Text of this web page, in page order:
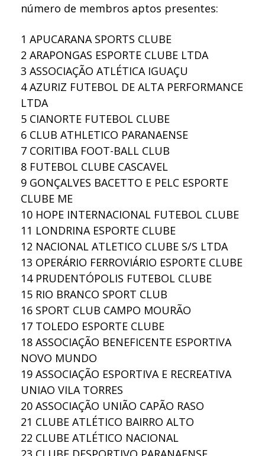
número de membros aptos presentes:
1 APUCARANA SPORTS CLUBE
2 ARAPONGAS ESPORTE CLUBE LTDA
3 ASSOCIAÇÃO ATLÉTICA IGUAÇU
4 AZURIZ FUTEBOL DE ALTA PERFORMANCE
LTDA
5 CIANORTE FUTEBOL CLUBE
6 CLUB ATHLETICO PARANAENSE
7 CORITIBA FOOT-BALL CLUB
8 FUTEBOL CLUBE CASCAVEL
9 GONÇALVES BACETTO E PELC ESPORTE
CLUBE ME
10 HOPE INTERNACIONAL FUTEBOL CLUBE
11 LONDRINA ESPORTE CLUBE
12 NACIONAL ATLETICO CLUBE S/S LTDA
13 OPERÁRIO FERROVIÁRIO ESPORTE CLUBE
14 PRUDENTÓPOLIS FUTEBOL CLUBE
15 RIO BRANCO SPORT CLUB
16 SPORT CLUB CAMPO MOURÃO
17 TOLEDO ESPORTE CLUBE
18 ASSOCIAÇÃO BENEFICENTE ESPORTIVA
NOVO MUNDO
19 ASSOCIAÇÃO ESPORTIVA E RECREATIVA
UNIAO VILA TORRES
20 ASSOCIAÇÃO UNIÃO CAPÃO RASO
21 CLUBE ATLÉTICO BAIRRO ALTO
22 CLUBE ATLÉTICO NACIONAL